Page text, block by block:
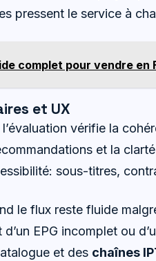
pressent le service à
complet pour vendre en
et UX
vérifie la
et la
sous-titres,
le flux reste fluide
EPG incomplet ou
et des chaînes